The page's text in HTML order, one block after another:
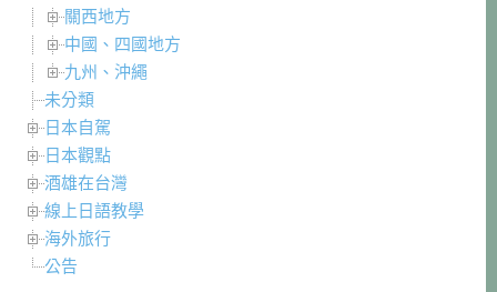
關西地方
中國、四國地方
九州、沖繩
未分類
日本自駕
日本觀點
酒雄在台灣
線上日語教學
海外旅行
公告